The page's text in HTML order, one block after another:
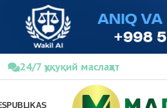
24/7 ҳуқуқий маслаҳат